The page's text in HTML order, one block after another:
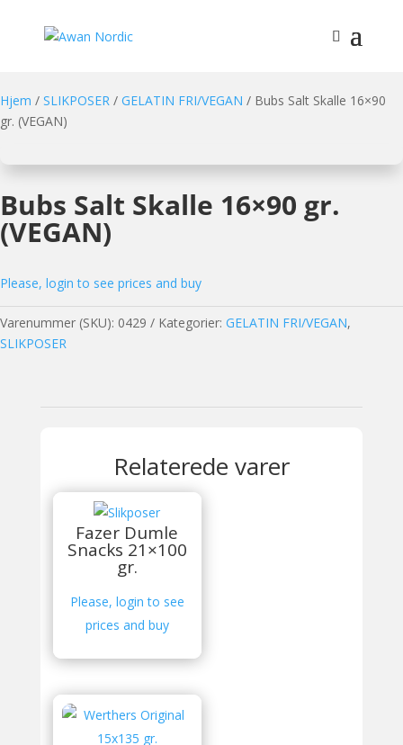
Hjem / SLIKPOSER / GELATIN FRI/VEGAN / Bubs Salt Skalle 16×90
gr. (VEGAN)
Bubs Salt Skalle 16×90 gr.
(VEGAN)
Please, login to see prices and buy
Varenummer (SKU): 0429 Kategorier: GELATIN FRI/VEGAN,
SLIKPOSER
Relaterede varer
Fazer Dumle
Snacks 21×100
gr.
Please, login to see
prices and buy